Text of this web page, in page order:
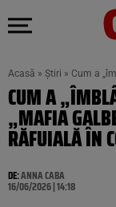
Acasă » Știri » Cum a
CUM A
„MAFIA
RĂFUIALĂ ÎN
DE:ANNA CABA
16/06/2026 | 14:18